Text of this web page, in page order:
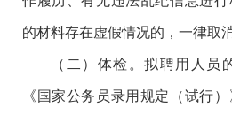
的材料存在虚假情况的，一律取
（二）体检。拟聘用人员
《国家公务员录用规定（试行